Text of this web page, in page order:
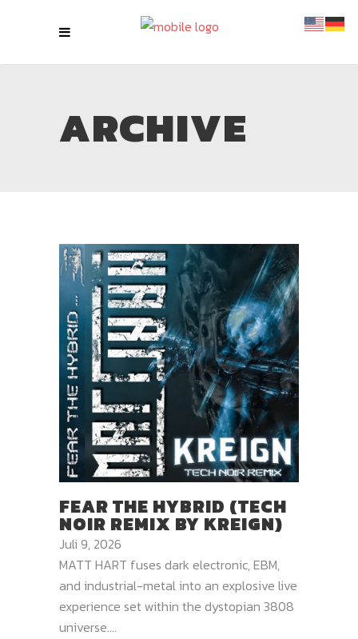
ARCHIVE
FEAR THE HYBRID (TECH
NOIR REMIX BY KREIGN)
Juli 9, 2026
MATT HART fuses dark electronic, EBM,
and industrial-metal into an explosive live
experience set within the dystopian 3808
universe....